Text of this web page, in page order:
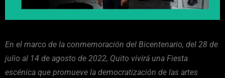
En el marco de la conmemoración del Bicentenario, del 28 de
julio al 14 de agosto de 2022, Quito vivirá una Fiesta
escénica que promueve la democratización de las artes